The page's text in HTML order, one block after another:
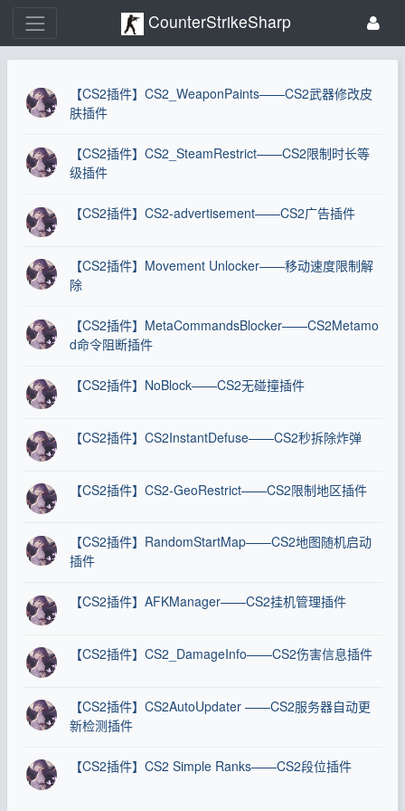
CounterStrikeSharp
【CS2插件】CS2_WeaponPaints——CS2武器修改皮
肤插件
【CS2插件】CS2_SteamRestrict——CS2限制时长等
级插件
【CS2插件】CS2-advertisement——CS2广告插件
【CS2插件】Movement Unlocker——移动速度限制解
除
【CS2插件】MetaCommandsBlocker——CS2Metamo
d命令阻断插件
【CS2插件】NoBlock——CS2无碰撞插件
【CS2插件】CS2InstantDefuse——CS2秒拆除炸弹
【CS2插件】CS2-GeoRestrict——CS2限制地区插件
【CS2插件】RandomStartMap——CS2地图随机启动
插件
【CS2插件】AFKManager——CS2挂机管理插件
【CS2插件】CS2_DamageInfo——CS2伤害信息插件
【CS2插件】CS2AutoUpdater ——CS2服务器自动更
新检测插件
【CS2插件】CS2 Simple Ranks——CS2段位插件